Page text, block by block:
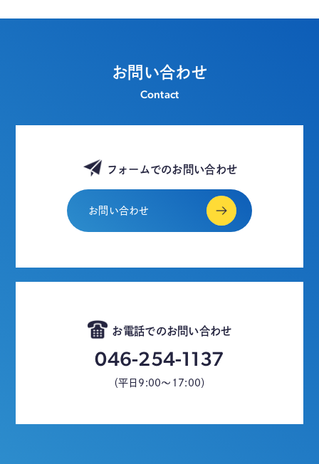
お問い合わせ
Contact
フォームでのお問い合わせ
お問い合わせ
お電話でのお問い合わせ
046-254-1137
（平日9:00～17:00）